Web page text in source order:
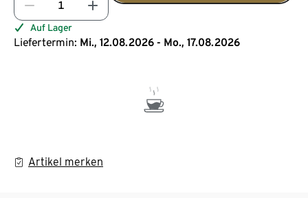
Auf Lager
Liefertermin: Mi., 12.08.2026 - Mo., 17.08.2026
Artikel merken